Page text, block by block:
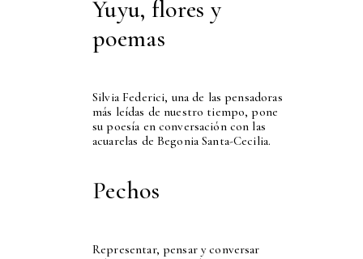
Yuyu, flores y
poemas
Silvia Federici, una de las pensadoras
más leídas de nuestro tiempo, pone
su poesía en conversación con las
acuarelas de Begonia Santa-Cecilia.
Pechos
Representar, pensar y conversar